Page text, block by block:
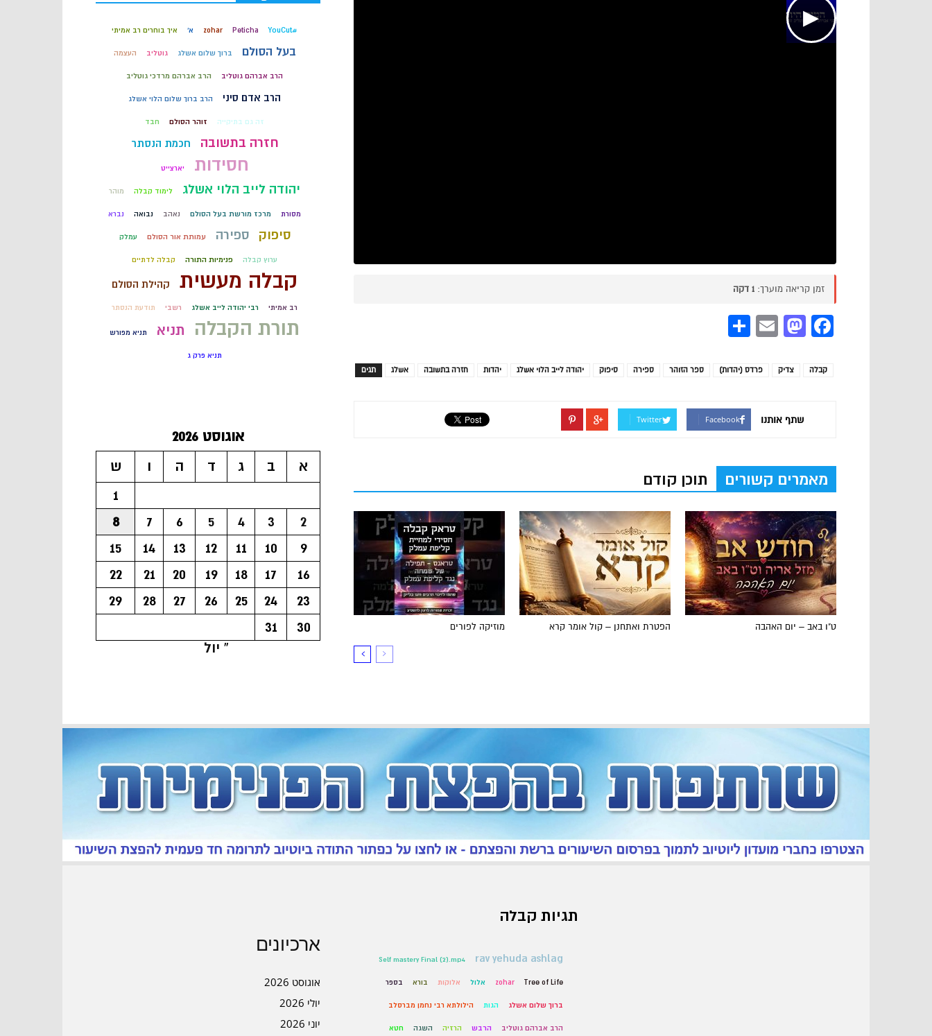
▶
זמן קריאה מוערך: 1 דקה
Facebook
Mastodon
Email
תגים אשלג חזרה בתשובה יהדות יהודה לייב הלוי אשלג סיפוק ספירה ספר הזוהר פרדס (יהדות) צדיק קבלה
שתף אותנו Facebook
Twitter
מאמרים קשורים תוכן קודם
מוזיקה לפורים הפטרת ואתחנן – קול אומר קרא ט"ו באב – יום האהבה
#YouCut
Peticha
zohar א' איך בוחרים רב אמיתי
בעל הסולם ברוך שלום אשלג גוטליב העצמה
הרב אברהם גוטליב הרב אברהם מרדכי גוטליב
הרב אדם סיני הרב ברוך שלום הלוי אשלג
זה גם בתיקייה זוהר הסולם חבד
חזרה בתשובה חכמת הנסתר
חסידות יארצייט
יהודה לייב הלוי אשלג לימוד קבלה מוהר
מסורת מרכז מורשת בעל הסולם נאהב נבואה נברא
סיפוק ספירה עמותת אור הסולם עמלק
ערוץ קבלה פנימיות התורה קבלה לדתיים
קבלה מעשית קהילת הסולם
רב אמיתי רבי יהודה לייב אשלג רשבי תודעת הנסתר
תורת הקבלה תניא תניא מפורש
תניא פרק ג
אוגוסט 2026
א
ב ג ד ה ו
ש
1
2
3
4
5
6
7
8
9
10
11
12
13
14
15
16
17
18
19
20
21
22
23
24
25
26
27
28
29
30
31
« יול
ארכיונים
אוגוסט 2026
יולי 2026
יוני 2026
תגיות קבלה
rav yehuda ashlag
Self mastery Final (2).mp4
Tree of Life
zohar אלול אלוקות בורא בספר
ברוך שלום אשלג הגות הילולתא רבי נחמן מברסלב
הרב אברהם גוטליב הרבש הרזיה השגה חטא